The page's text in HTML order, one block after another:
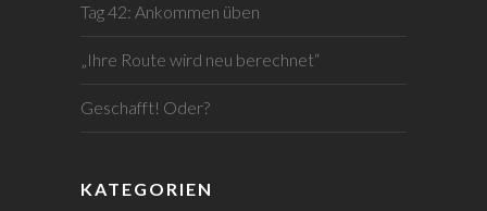
Tag 42: Ankommen üben
„Ihre Route wird neu berechnet“
Geschafft! Oder?
KATEGORIEN